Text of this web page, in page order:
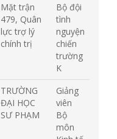
Mặt trận
479, Quân
lực trợ lý
chính trị
Bộ đội
tình
nguyện
chiến
trường
K
TRƯỜNG
ĐẠI HỌC
SƯ PHẠM
Giảng
viên
Bộ
môn